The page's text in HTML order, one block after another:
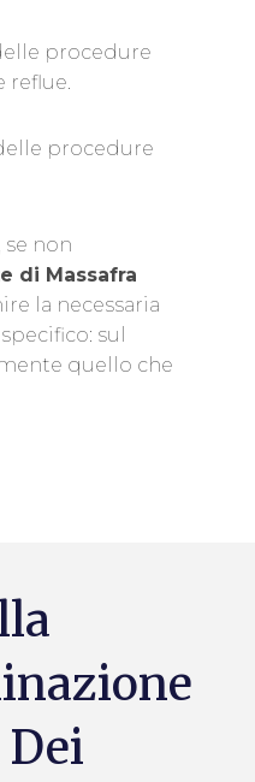
procedure
reflue.
procedure
non
di Massafra
la necessaria
sul
quello che